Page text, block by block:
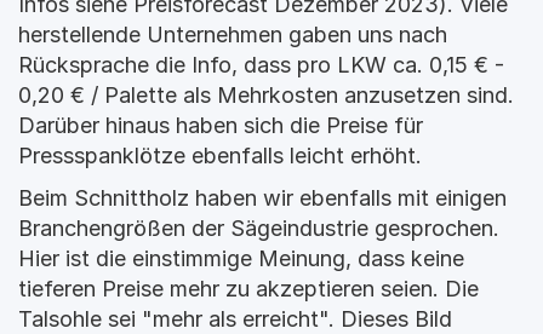
herstellende Unternehmen gaben uns nach
Rücksprache die Info, dass pro LKW ca. 0,15 € -
0,20 € / Palette als Mehrkosten anzusetzen sind.
Darüber hinaus haben sich die Preise für
Pressspanklötze ebenfalls leicht erhöht.
Beim Schnittholz haben wir ebenfalls mit einigen
Branchengrößen der Sägeindustrie gesprochen.
Hier ist die einstimmige Meinung, dass keine
tieferen Preise mehr zu akzeptieren seien. Die
Talsohle sei "mehr als erreicht". Dieses Bild